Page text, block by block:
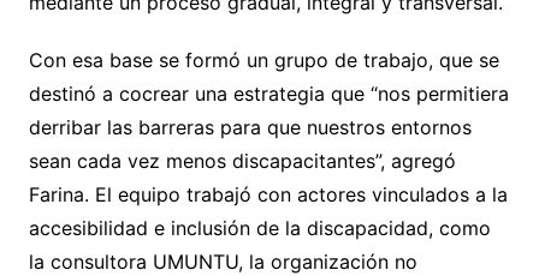
Con esa base se formó un grupo de trabajo, que se
destinó a cocrear una estrategia que “nos permitiera
derribar las barreras para que nuestros entornos
sean cada vez menos discapacitantes”, agregó
Farina. El equipo trabajó con actores vinculados a la
accesibilidad e inclusión de la discapacidad, como
la consultora UMUNTU, la organización no